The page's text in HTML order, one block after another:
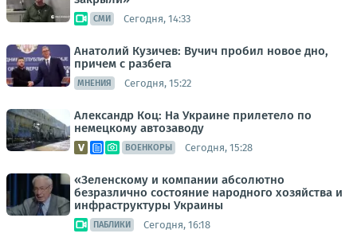
СМИ Сегодня, 14:33
Анатолий Кузичев: Вучич пробил новое дно,
причем с разбега
МНЕНИЯ Сегодня, 15:22
Александр Коц: На Украине прилетело по
немецкому автозаводу
ВОЕНКОРЫ Сегодня, 15:28
«Зеленскому и компании абсолютно
безразлично состояние народного хозяйства и
инфраструктуры Украины
ПАБЛИКИ Сегодня, 16:18